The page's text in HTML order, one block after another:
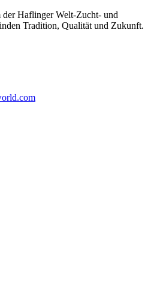
Haflinger Welt-Zucht- und
Tradition, Qualität und Zukunft.